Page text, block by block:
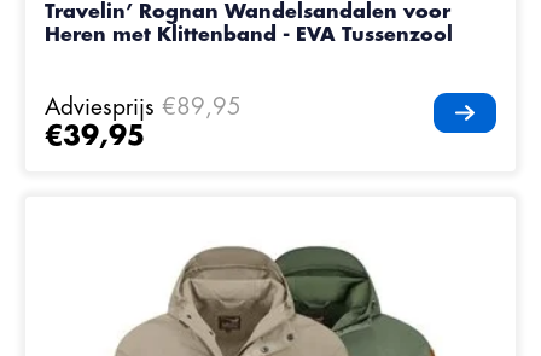
Travelin’ Rognan Wandelsandalen voor
Heren met Klittenband - EVA Tussenzool
Adviesprijs €89,95
€39,95